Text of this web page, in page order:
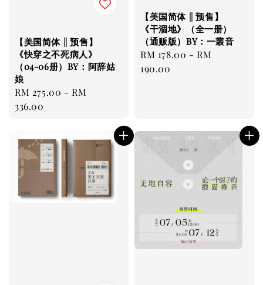
【美国简体 || 预售】
《快穿之不死病人》
（04-06册）BY：阿辞姑
娘
Regular
price
RM 275.00 -RM
336.00
【美国简体 || 预售】
《干涸地》（全一册）
（通贩版）BY：一叢音
Regular
price
RM 178.00 -RM
190.00